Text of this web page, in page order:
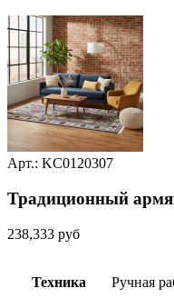
Арт.: KC0120307
Традиционный
238,333 руб
Техника Ручная